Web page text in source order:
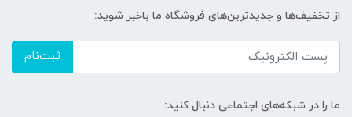
از تخفیف‌ها و جدیدترین‌های فروشگاه ما باخبر شوید:
ثبت‌نام
ما را در شبکه‌های اجتماعی دنبال کنید: